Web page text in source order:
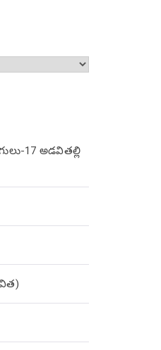
17 అడవితల్లి